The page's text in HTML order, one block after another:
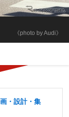
《photo by Audi》
・設計・集